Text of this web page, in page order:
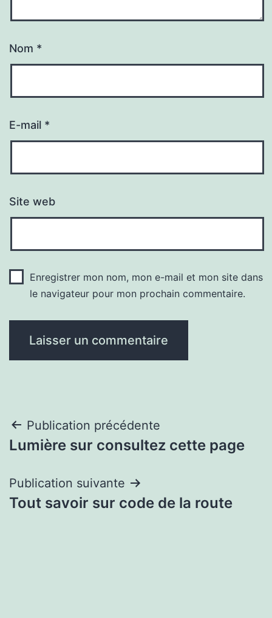
Nom *
E-mail *
Site web
Enregistrer mon nom, mon e-mail et mon site dans
le navigateur pour mon prochain commentaire.
Navigation
de
l’article
Publication précédente
Lumière sur consultez cette page
Publication suivante
Tout savoir sur code de la route